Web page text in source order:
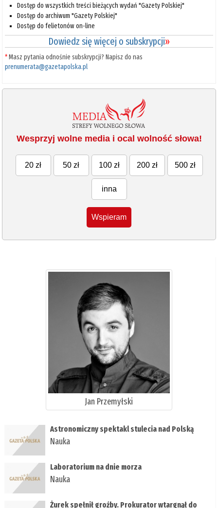
Dostęp do wszystkich treści bieżących wydań "Gazety Polskiej"
Dostęp do archiwum "Gazety Polskiej"
Dostęp do felietonów on-line
Dowiedz się więcej o subskrypcji»
*Masz pytania odnośnie subskrypcji? Napisz do nas
prenumerata@gazetapolska.pl
Wesprzyj wolne media i ocal wolność słowa!
20 zł 50 zł 100 zł 200 zł 500 zł
inna
Wspieram
Jan Przemyłski
Astronomiczny spektakl stulecia nad Polską
Nauka
Laboratorium na dnie morza
Nauka
Żurek spełnił groźby. Prokurator wtargnął do